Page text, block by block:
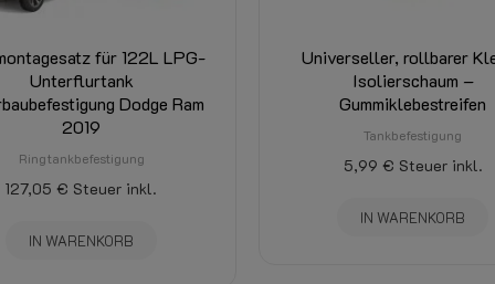
für 122L LPG-
Unterflurtank
Dodge Ram
2019
Ringtankbefestigung
127,05 € Steuer inkl.
IN WARENKORB
Universeller, rollbarer
Isolierschaum –
Gummiklebestreifen
Tankbefestigung
5,99 € Steuer inkl.
IN WARENKORB